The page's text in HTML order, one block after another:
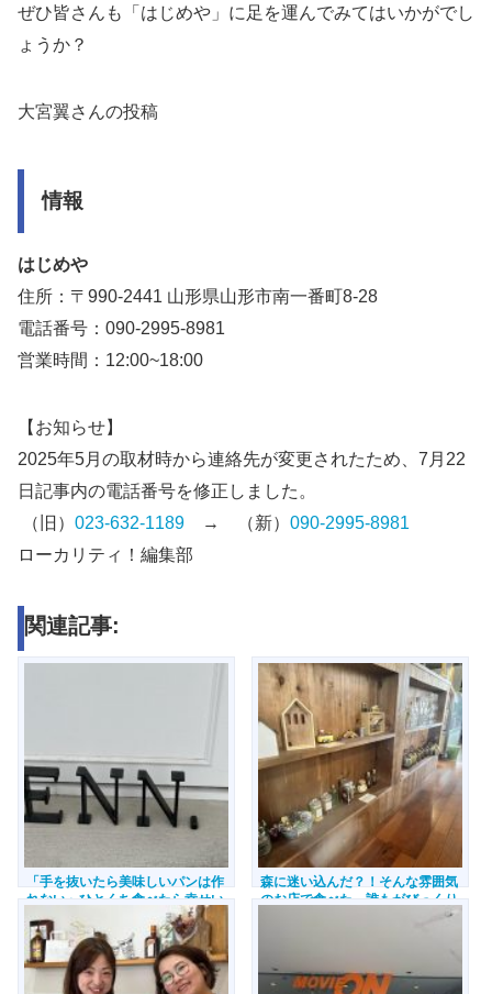
ぜひ皆さんも「はじめや」に足を運んでみてはいかがでし
ょうか？
大宮翼さんの投稿
情報
はじめや
住所：〒990-2441 山形県山形市南一番町8-28
電話番号：090-2995-8981
営業時間：12:00~18:00
【お知らせ】
2025年5月の取材時から連絡先が変更されたため、7月22
日記事内の電話番号を修正しました。
（旧） 023-632-1189 → （新） 090-2995-8981
ローカリティ！編集部
関連記事:
「手を抜いたら美味しいパンは作
れない」ひとくち食べたら幸せい
っぱい、リピート確定！自家製天
然酵母をつかったパン屋さん
「TENN」【山形県山形市】
森に迷い込んだ？！そんな雰囲気
のお店で食べた、誰もがびっくり
するほどふわっと口の中でとろけ